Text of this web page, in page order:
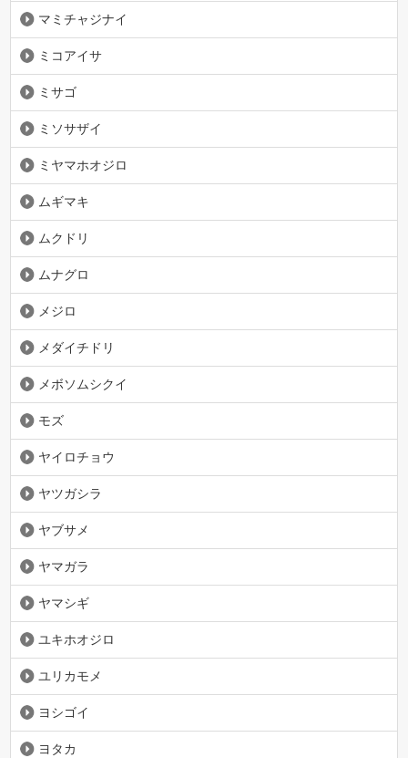
マミチャジナイ
ミコアイサ
ミサゴ
ミソサザイ
ミヤマホオジロ
ムギマキ
ムクドリ
ムナグロ
メジロ
メダイチドリ
メボソムシクイ
モズ
ヤイロチョウ
ヤツガシラ
ヤブサメ
ヤマガラ
ヤマシギ
ユキホオジロ
ユリカモメ
ヨシゴイ
ヨタカ